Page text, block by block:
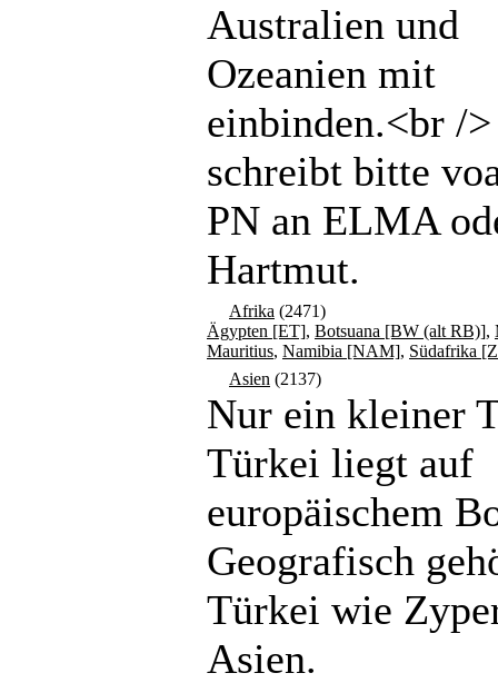
Australien und
Ozeanien mit
einbinden.<br /
schreibt bitte
PN an ELMA
Hartmut.
Afrika (2471)
Ägypten [ET], Botsuana [BW (alt RB)],
Mauritius, Namibia [NAM], Südafrika
Asien (2137)
Nur ein kleiner
Türkei liegt auf
europäischem
Geografisch
Türkei wie
Asien.